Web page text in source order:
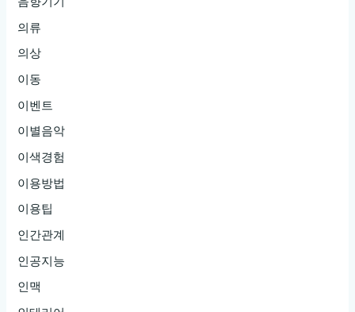
의류
의상
이동
이벤트
이별음악
이색경험
이용방법
이용팁
인간관계
인공지능
인맥